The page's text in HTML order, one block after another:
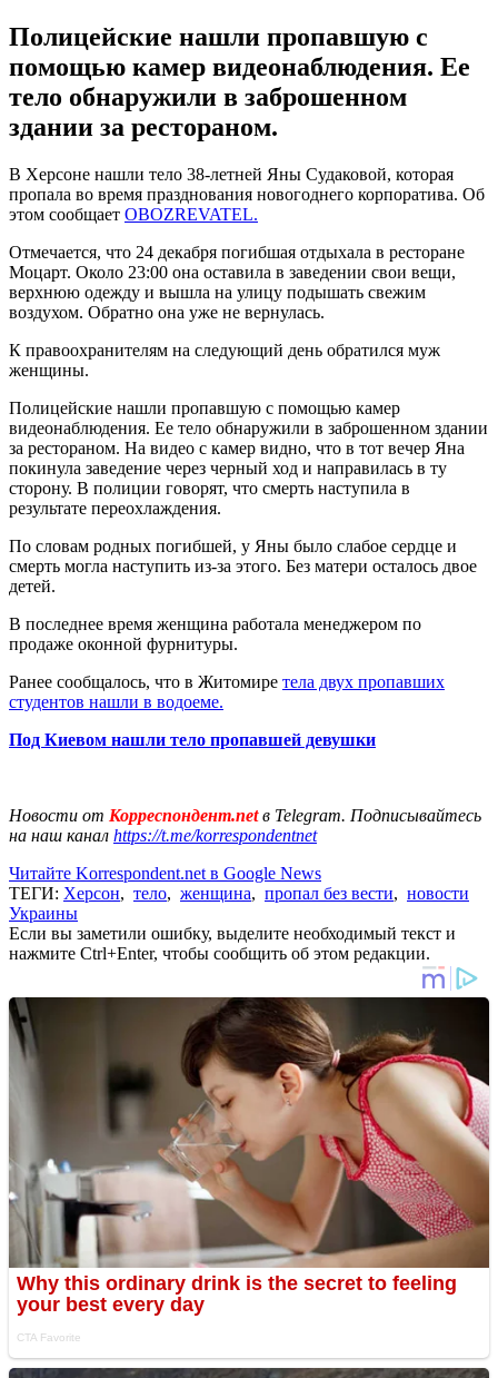
Полицейские нашли пропавшую с
помощью камер видеонаблюдения. Ее
тело обнаружили в заброшенном
здании за рестораном.
В Херсоне нашли тело 38-летней Яны Судаковой, которая
пропала во время празднования новогоднего корпоратива. Об
этом сообщает OBOZREVATEL.
Отмечается, что 24 декабря погибшая отдыхала в ресторане
Моцарт. Около 23:00 она оставила в заведении свои вещи,
верхнюю одежду и вышла на улицу подышать свежим
воздухом. Обратно она уже не вернулась.
К правоохранителям на следующий день обратился муж
женщины.
Полицейские нашли пропавшую с помощью камер
видеонаблюдения. Ее тело обнаружили в заброшенном здании
за рестораном. На видео с камер видно, что в тот вечер Яна
покинула заведение через черный ход и направилась в ту
сторону. В полиции говорят, что смерть наступила в
результате переохлаждения.
По словам родных погибшей, у Яны было слабое сердце и
смерть могла наступить из-за этого. Без матери осталось двое
детей.
В последнее время женщина работала менеджером по
продаже оконной фурнитуры.
Ранее сообщалось, что в Житомире тела двух пропавших
студентов нашли в водоеме.
Под Киевом нашли тело пропавшей девушки
Новости от Корреспондент.netв Telegram. Подписывайтесь
на наш канал https://t.me/korrespondentnet
Читайте Korrespondent.net в Google News
ТЕГИ: Херсон, тело, женщина, пропал без вести, новости
Украины
Если вы заметили ошибку, выделите необходимый текст и
нажмите Ctrl+Enter, чтобы сообщить об этом редакции.